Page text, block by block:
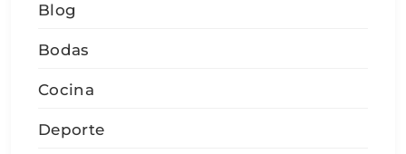
Blog
Bodas
Cocina
Deporte